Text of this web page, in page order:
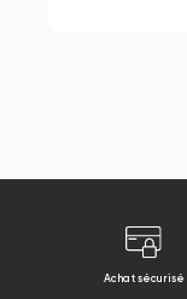
Achat sécurisé